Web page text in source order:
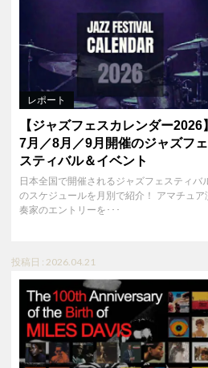
レポート
【ジャズフェスカレンダー2026】
7月／8月／9月開催のジャズフェ
スティバル＆イベント
日本全国で開催されるジャズフェスティバ
のスケジュールを月別で紹介！ アマチュア
奏家のエントリーを･･･
投稿日 : 2026.04.21